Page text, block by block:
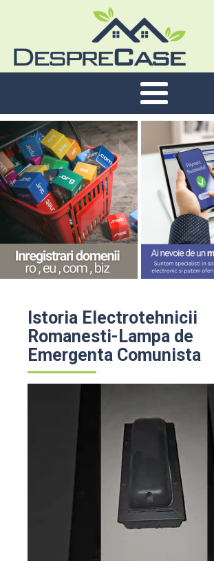
Istoria Electrotehnicii
Romanesti-Lampa de
Emergenta Comunista